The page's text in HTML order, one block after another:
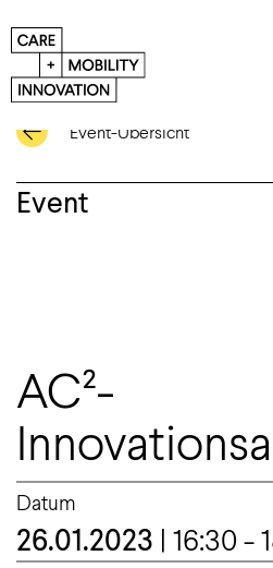
Event-Übersicht
Event
AC²-
Datum
26.01.2023 | 16:30 -